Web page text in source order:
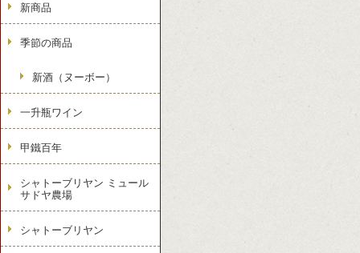
新商品
季節の商品
新酒（ヌーボー）
一升瓶ワイン
甲鐵百年
シャトーブリヤン ミュール
サドヤ農場
シャトーブリヤン